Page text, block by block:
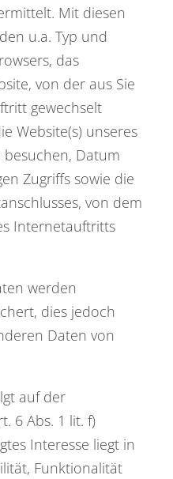
Mit diesen
u.a. Typ und
das
von der aus Sie
gewechselt
Website(s) unseres
Datum
Zugriffs sowie die
von dem
Internetauftritts
werden
dies jedoch
Daten von
auf der
6 Abs. 1 lit. f)
Interesse liegt in
Funktionalität